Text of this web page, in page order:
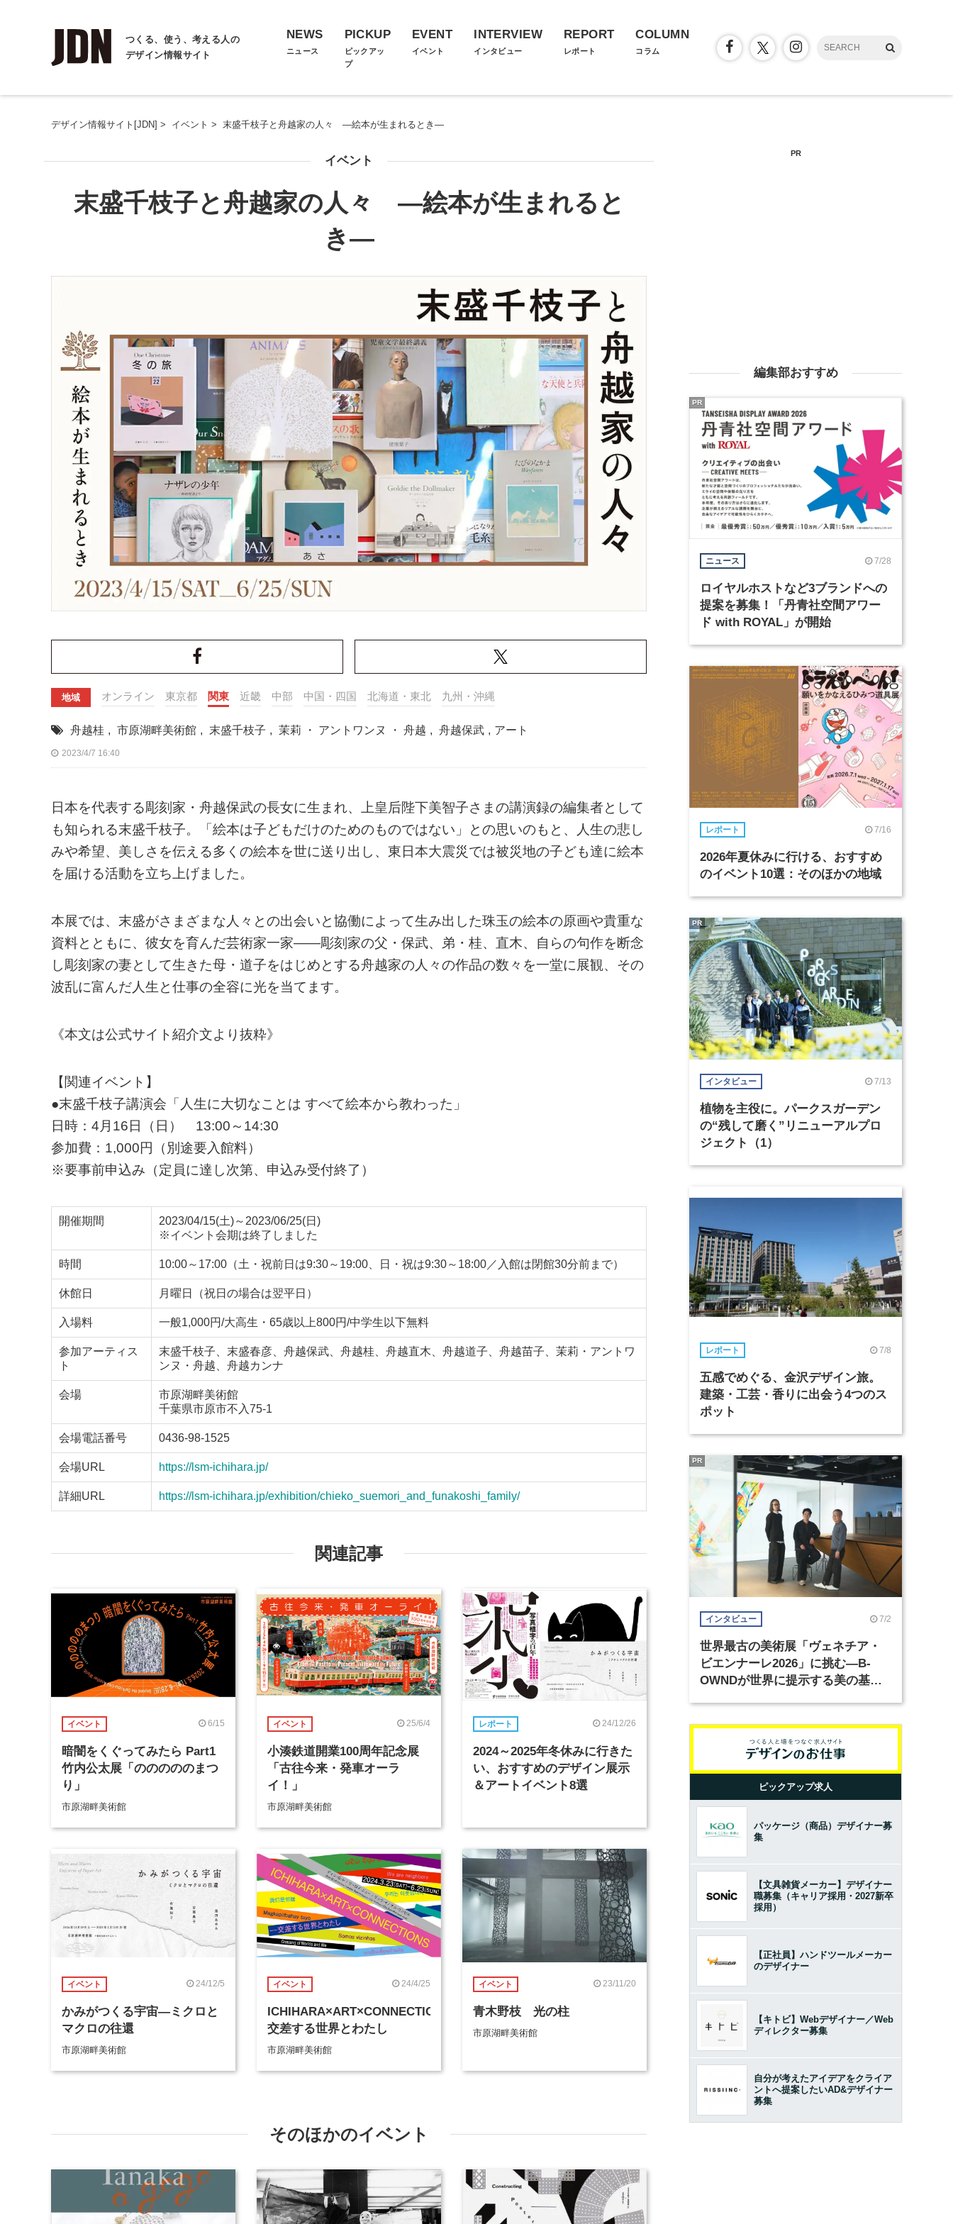
つくる、使う、考える人の
デザイン情報サイト
NEWS
ニュース
PICKUP
ピックアッ
プ
EVENT
イベント
INTERVIEW
インタビュー
REPORT
レポート
COLUMN
コラム
デザイン情報サイト[JDN] > イベント > 末盛千枝子と舟越家の人々 ―絵本が生まれるとき―
イベント
末盛千枝子と舟越家の人々 ―絵本が生まれると
き―
地域 オンライン 東京都 関東 近畿 中部 中国・四国 北海道・東北 九州・沖縄
舟越桂 , 市原湖畔美術館 , 末盛千枝子 , 茉莉 ・ アントワンヌ ・ 舟越 , 舟越保武 , アート
2023/4/7 16:40
日本を代表する彫刻家・舟越保武の長女に生まれ、上皇后陛下美智子さまの講演録の編集者として
も知られる末盛千枝子。「絵本は子どもだけのためのものではない」との思いのもと、人生の悲し
みや希望、美しさを伝える多くの絵本を世に送り出し、東日本大震災では被災地の子ども達に絵本
を届ける活動を立ち上げました。
本展では、末盛がさまざまな人々との出会いと協働によって生み出した珠玉の絵本の原画や貴重な
資料とともに、彼女を育んだ芸術家一家――彫刻家の父・保武、弟・桂、直木、自らの句作を断念
し彫刻家の妻として生きた母・道子をはじめとする舟越家の人々の作品の数々を一堂に展観、その
波乱に富んだ人生と仕事の全容に光を当てます。
《本文は公式サイト紹介文より抜粋》
【関連イベント】
●末盛千枝子講演会「人生に大切なことは すべて絵本から教わった」
日時：4月16日（日） 13:00～14:30
参加費：1,000円（別途要入館料）
※要事前申込み（定員に達し次第、申込み受付終了）
開催期間
2023/04/15(土)～2023/06/25(日)
※イベント会期は終了しました
時間 10:00～17:00（土・祝前日は9:30～19:00、日・祝は9:30～18:00／入館は閉館30分前まで）
休館日 月曜日（祝日の場合は翌平日）
入場料 一般1,000円/大高生・65歳以上800円/中学生以下無料
参加アーティス
ト
末盛千枝子、末盛春彦、舟越保武、舟越桂、舟越直木、舟越道子、舟越苗子、茉莉・アントワ
ンヌ・舟越、舟越カンナ
会場
市原湖畔美術館
千葉県市原市不入75-1
会場電話番号 0436-98-1525
会場URL https://lsm-ichihara.jp/
詳細URL https://lsm-ichihara.jp/exhibition/chieko_suemori_and_funakoshi_family/
関連記事
イベント 6/15
暗闇をくぐってみたら Part1
竹内公太展「のののののまつ
り」
市原湖畔美術館
イベント 25/6/4
小湊鉄道開業100周年記念展
「古往今来・発車オーラ
イ！」
市原湖畔美術館
レポート 24/12/26
2024～2025年冬休みに行きた
い、おすすめのデザイン展示
＆アートイベント8選
イベント 24/12/5
かみがつくる宇宙―ミクロと
マクロの往還
市原湖畔美術館
イベント 24/4/25
ICHIHARA×ART×CONNECTIONS―
交差する世界とわたし
市原湖畔美術館
イベント 23/11/20
青木野枝 光の柱
市原湖畔美術館
そのほかのイベント
PR
編集部おすすめ
ニュース 7/28
ロイヤルホストなど3ブランドへの
提案を募集！「丹青社空間アワー
ド with ROYAL」が開始
PR
レポート 7/16
2026年夏休みに行ける、おすすめ
のイベント10選：そのほかの地域
インタビュー 7/13
植物を主役に。パークスガーデン
の“残して磨く”リニューアルプロ
ジェクト（1）
PR
レポート 7/8
五感でめぐる、金沢デザイン旅。
建築・工芸・香りに出会う4つのス
ポット
インタビュー 7/2
世界最古の美術展「ヴェネチア・
ビエンナーレ2026」に挑む―B-
OWNDが世界に提示する美の基準
PR
ピックアップ求人
パッケージ（商品）デザイナー募
集
【文具雑貨メーカー】デザイナー
職募集（キャリア採用・2027新卒
採用）
【正社員】ハンドツールメーカー
のデザイナー
【キトビ】Webデザイナー／Web
ディレクター募集
自分が考えたアイデアをクライア
ントへ提案したいAD&デザイナー
募集